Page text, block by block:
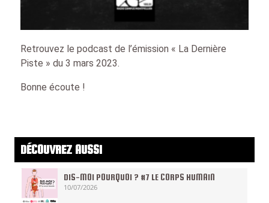
Retrouvez le podcast de l’émission « La Dernière
Piste » du 3 mars 2023.
Bonne écoute !
DÉCOUVREZ AUSSI
DIS-MOI POURQUOI ? #7 LE CORPS HUMAIN
10/07/2026